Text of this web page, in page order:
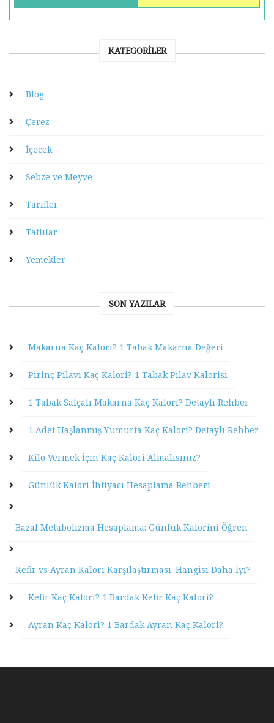
KATEGORILER
Blog
Çerez
İçecek
Sebze ve Meyve
Tarifler
Tatlılar
Yemekler
SON YAZILAR
Makarna Kaç Kalori? 1 Tabak Makarna Değeri
Pirinç Pilavı Kaç Kalori? 1 Tabak Pilav Kalorisi
1 Tabak Salçalı Makarna Kaç Kalori? Detaylı Rehber
1 Adet Haşlanmış Yumurta Kaç Kalori? Detaylı Rehber
Kilo Vermek İçin Kaç Kalori Almalısınız?
Günlük Kalori İhtiyacı Hesaplama Rehberi
Bazal Metabolizma Hesaplama: Günlük Kalorini Öğren
Kefir vs Ayran Kalori Karşılaştırması: Hangisi Daha İyi?
Kefir Kaç Kalori? 1 Bardak Kefir Kaç Kalori?
Ayran Kaç Kalori? 1 Bardak Ayran Kaç Kalori?